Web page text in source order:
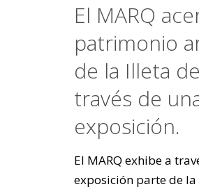
El MARQ
patrimonio
de la Illeta
través de
exposición.
El MARQ exhibe a
exposición parte de